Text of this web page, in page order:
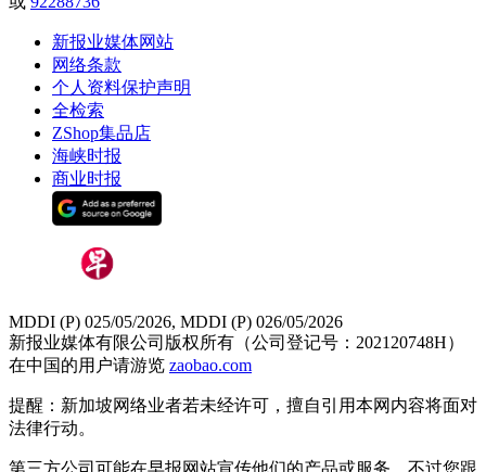
新报业媒体网站
网络条款
个人资料保护声明
全检索
ZShop集品店
海峡时报
商业时报
MDDI (P) 025/05/2026, MDDI (P) 026/05/2026
新报业媒体有限公司版权所有（公司登记号：202120748H）
在中国的用户请游览 zaobao.com
提醒：新加坡网络业者若未经许可，擅自引用本网内容将面对
法律行动。
第三方公司可能在早报网站宣传他们的产品或服务。不过您跟